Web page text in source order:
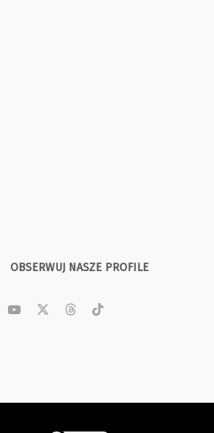
OBSERWUJ NASZE PROFILE